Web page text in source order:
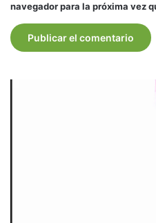
navegador para la próxima vez